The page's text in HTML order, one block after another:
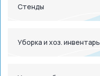
Стенды
Уборка и хоз. инвентарь